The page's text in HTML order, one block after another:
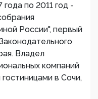
по 2011 год -
России", первый
Владел
компаний
в Сочи,